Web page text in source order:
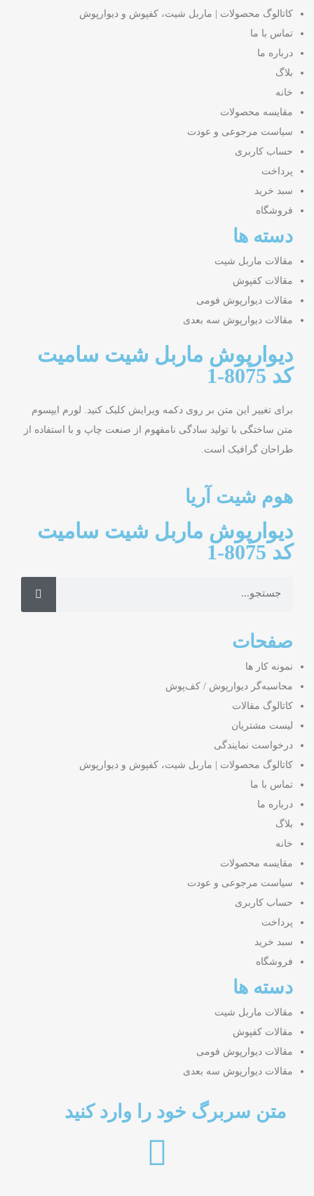
کاتالوگ محصولات | ماربل شیت، کفپوش و دیوارپوش
تماس با ما
درباره ما
بلاگ
خانه
مقایسه محصولات
سیاست مرجوعی و عودت
حساب کاربری
پرداخت
سبد خرید
فروشگاه
دسته ها
مقالات ماربل شیت
مقالات کفپوش
مقالات دیوارپوش فومی
مقالات دیوارپوش سه بعدی
دیوارپوش ماربل شیت سامیت
کد 8075-1
برای تغییر این متن بر روی دکمه ویرایش کلیک کنید. لورم ایپسوم
متن ساختگی با تولید سادگی نامفهوم از صنعت چاپ و با استفاده از
طراحان گرافیک است.
هوم شیت آریا
دیوارپوش ماربل شیت سامیت
کد 8075-1
صفحات
نمونه کار ها
محاسبه‌گر دیوارپوش / کف‌پوش
کاتالوگ مقالات
لیست مشتریان
درخواست نمایندگی
کاتالوگ محصولات | ماربل شیت، کفپوش و دیوارپوش
تماس با ما
درباره ما
بلاگ
خانه
مقایسه محصولات
سیاست مرجوعی و عودت
حساب کاربری
پرداخت
سبد خرید
فروشگاه
دسته ها
مقالات ماربل شیت
مقالات کفپوش
مقالات دیوارپوش فومی
مقالات دیوارپوش سه بعدی
متن سربرگ خود را وارد کنید